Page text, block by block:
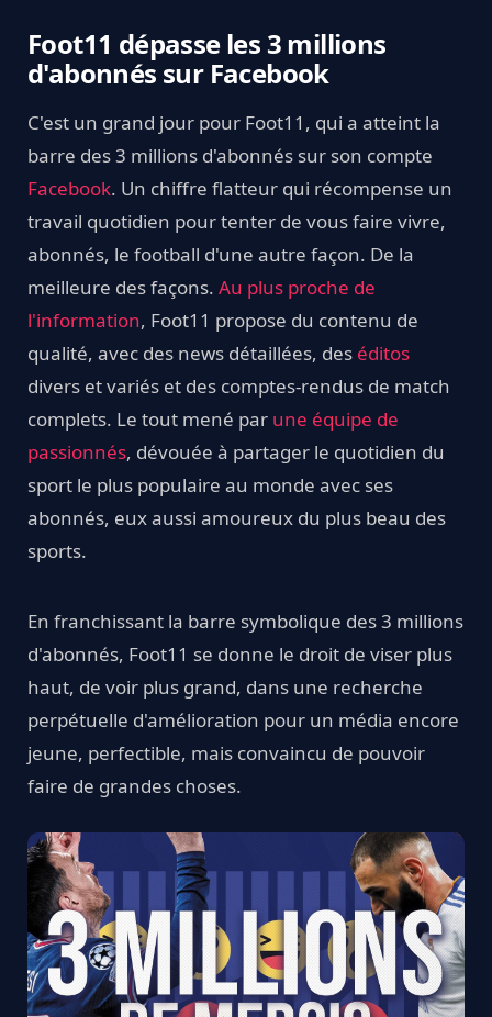
Foot11 dépasse les 3 millions
d'abonnés sur Facebook
C'est un grand jour pour Foot11, qui a atteint la
barre des 3 millions d'abonnés sur son compte
Facebook. Un chiffre flatteur qui récompense un
travail quotidien pour tenter de vous faire vivre,
abonnés, le football d'une autre façon. De la
meilleure des façons. Au plus proche de
l'information, Foot11 propose du contenu de
qualité, avec des news détaillées, des éditos
divers et variés et des comptes-rendus de match
complets. Le tout mené par une équipe de
passionnés, dévouée à partager le quotidien du
sport le plus populaire au monde avec ses
abonnés, eux aussi amoureux du plus beau des
sports.
En franchissant la barre symbolique des 3 millions
d'abonnés, Foot11 se donne le droit de viser plus
haut, de voir plus grand, dans une recherche
perpétuelle d'amélioration pour un média encore
jeune, perfectible, mais convaincu de pouvoir
faire de grandes choses.